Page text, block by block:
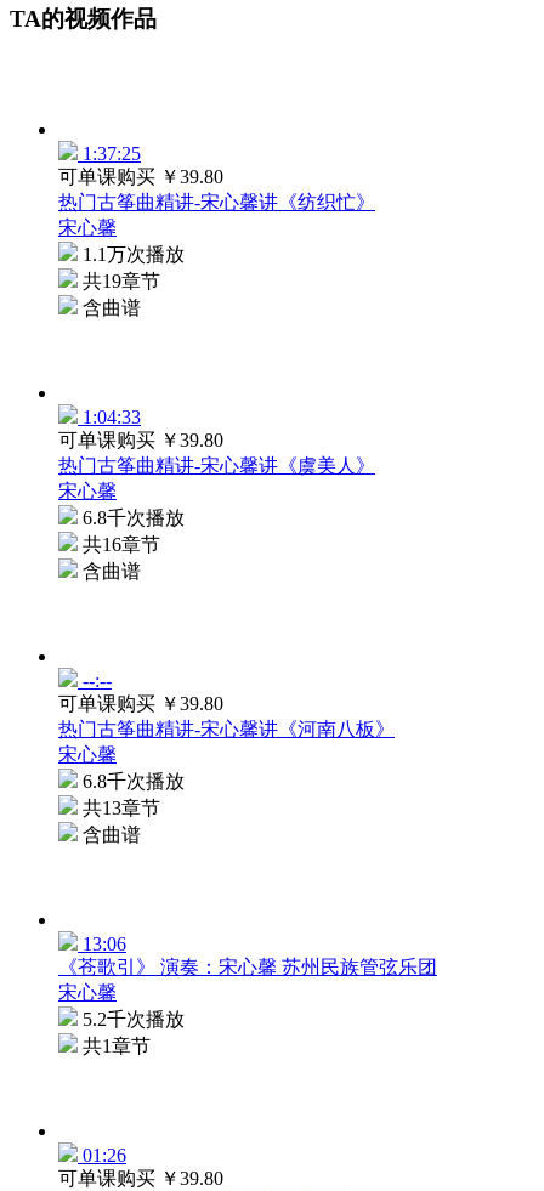
TA的视频作品
1:37:25
可单课购买 ￥39.80
热门古筝曲精讲-宋心馨讲《纺织忙》
宋心馨
1.1万次播放
共19章节
含曲谱
1:04:33
可单课购买 ￥39.80
热门古筝曲精讲-宋心馨讲《虞美人》
宋心馨
6.8千次播放
共16章节
含曲谱
--:--
可单课购买 ￥39.80
热门古筝曲精讲-宋心馨讲《河南八板》
宋心馨
6.8千次播放
共13章节
含曲谱
13:06
《苍歌引》 演奏：宋心馨 苏州民族管弦乐团
宋心馨
5.2千次播放
共1章节
01:26
可单课购买 ￥39.80